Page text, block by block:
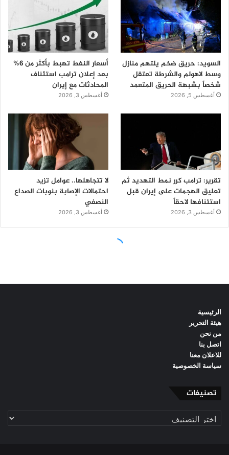
الرئيسية
هيئة التحرير
من نحن
اتصل بنا
للاعلان معنا
سياسة الخصوصية
تصنيفات
تصنيفات